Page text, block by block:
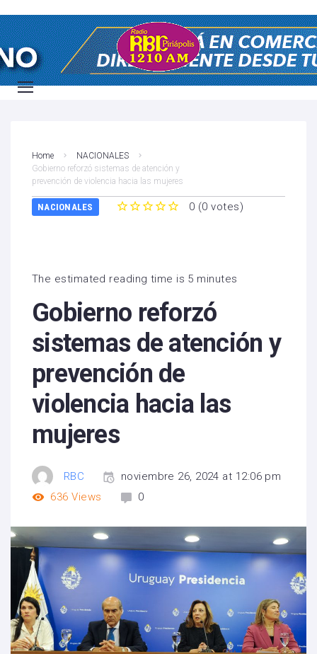
Home
NACIONALES
Gobierno reforzó sistemas de atención y
prevención de violencia hacia las mujeres
NACIONALES 0 (0 votes)
The estimated reading time is 5 minutes
Gobierno reforzó
sistemas de atención y
prevención de
violencia hacia las
mujeres
RBC
noviembre 26, 2024 at 12:06 pm
636 Views 0